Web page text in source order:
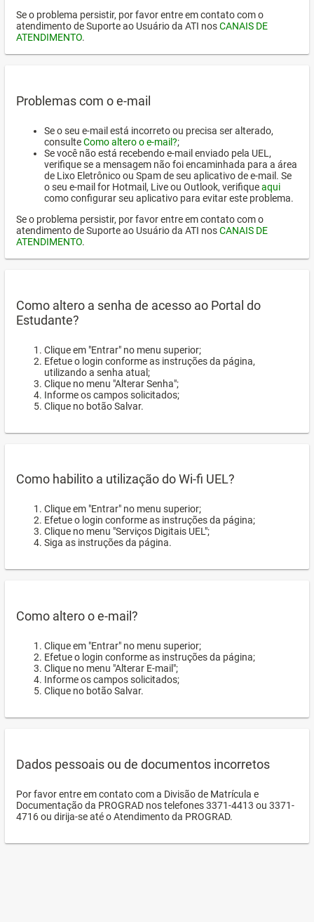
Se o problema persistir, por favor entre em contato com o
atendimento de Suporte ao Usuário da ATI nosCANAIS DE
ATENDIMENTO.
Problemas com o e-mail
Se o seu e-mail está incorreto ou precisa ser alterado,
consulteComo altero o e-mail?;
Se você não está recebendo e-mail enviado pela UEL,
verifique se a mensagem não foi encaminhada para a área
de Lixo Eletrônico ou Spam de seu aplicativo de e-mail. Se
o seu e-mail for Hotmail, Live ou Outlook, verifiqueaqui
como configurar seu aplicativo para evitar este problema.
Se o problema persistir, por favor entre em contato com o
atendimento de Suporte ao Usuário da ATI nosCANAIS DE
ATENDIMENTO.
Como altero a senha de acesso ao Portal do
Estudante?
Clique em "Entrar" no menu superior;
Efetue o login conforme as instruções da página,
utilizando a senha atual;
Clique no menu "Alterar Senha";
Informe os campos solicitados;
Clique no botão Salvar.
Como habilito a utilização do Wi-fi UEL?
Clique em "Entrar" no menu superior;
Efetue o login conforme as instruções da página;
Clique no menu "Serviços Digitais UEL";
Siga as instruções da página.
Como altero o e-mail?
Clique em "Entrar" no menu superior;
Efetue o login conforme as instruções da página;
Clique no menu "Alterar E-mail";
Informe os campos solicitados;
Clique no botão Salvar.
Dados pessoais ou de documentos incorretos
Por favor entre em contato com a Divisão de Matrícula e
Documentação da PROGRAD nos telefones 3371-4413 ou 3371-
4716 ou dirija-se até o Atendimento da PROGRAD.